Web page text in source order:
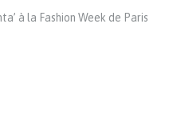
à la Fashion Week de Paris